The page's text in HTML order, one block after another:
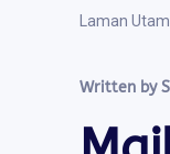
Laman
Written by